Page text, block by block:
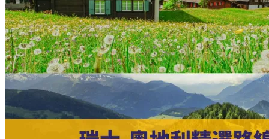
Eastern
and
Central
Europe
自
由
行
攻
略】
盧
恩
Lucerne